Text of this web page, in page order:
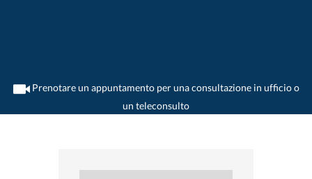
Prenotare un appuntamento per una consultazione in ufficio o
un teleconsulto
>Dentista>Siebnen>Dr. Robert Klemmer